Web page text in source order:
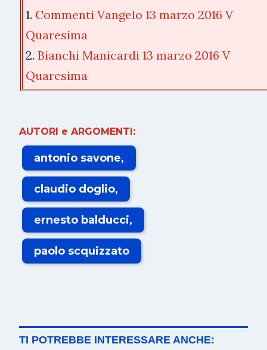
1. Commenti Vangelo 13 marzo 2016 V
Quaresima
2. Bianchi Manicardi 13 marzo 2016 V
Quaresima
AUTORI e ARGOMENTI:
antonio savone
claudio doglio
ernesto balducci
paolo scquizzato
TI POTREBBE INTERESSARE ANCHE: